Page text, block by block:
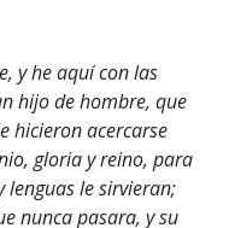
y he aquí con las
hijo de hombre, que
hicieron acercarse
gloria y reino, para
lenguas le sirvieran;
nunca pasara, y su